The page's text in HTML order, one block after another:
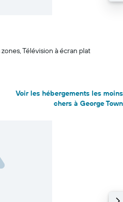
Télévision à écran plat
Voir les hébergements les moins
chers à George Town